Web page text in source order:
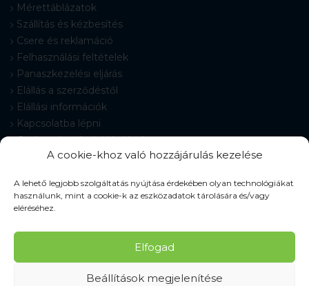
A cookie-khoz való hozzájárulás kezelése
A lehető legjobb szolgáltatás nyújtása érdekében olyan technológiákat
használunk, mint a cookie-k az eszközadatok tárolására és/vagy
eléréséhez.
Elfogad
Beállítások megjelenítése
Mérettáblázatok
Szállítás és kézbesítés
Csere és reklamáció
Felhasználási feltételek
Panaszkezelési eljárás
Elállás a szerződéstől
Elállási információk
Kapcsolatba lépni
Gyakran Ismételt Kérdések
Cookie-beállítások
© 2026 Pracovné odevy ZIKO s. r. o., minden jog fenntartva.